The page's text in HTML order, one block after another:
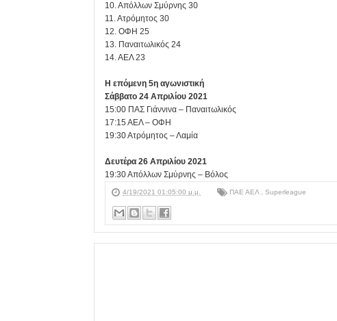
10. Απόλλων Σμύρνης 30
11. Ατρόμητος 30
12. ΟΦΗ 25
13. Παναιτωλικός 24
14. ΑΕΛ 23
Η επόμενη 5η αγωνιστική
Σάββατο 24 Απριλίου 2021
15:00 ΠΑΣ Γιάννινα – Παναιτωλικός
17:15 ΑΕΛ – ΟΦΗ
19:30 Ατρόμητος – Λαμία
Δευτέρα 26 Απριλίου 2021
19:30 Απόλλων Σμύρνης – Βόλος
4/19/2021 01:05:00 μ.μ. ΠΑΕ ΑΕΛ Superleague